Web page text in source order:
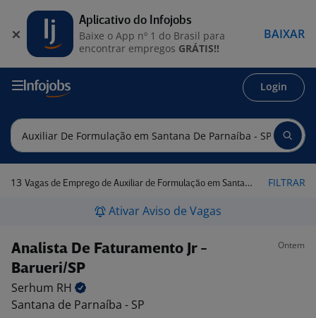
Login
13 Vagas de Emprego de Auxiliar de Formulação em Santana de Parnaíba - SP FILTRAR
Ativar Aviso de Vagas
Analista De Faturamento Jr -
Barueri/SP
Ontem
Serhum RH
Santana de Parnaíba - SP
Aplicativo do Infojobs
Baixe o App nº 1 do Brasil para
encontrar empregos GRÁTIS!!
BAIXAR